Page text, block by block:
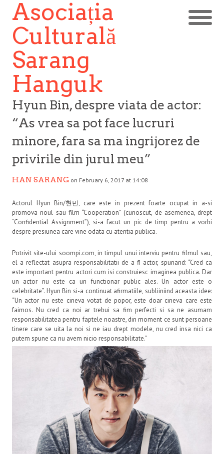
Asociația
Culturală
Sarang
Hanguk
Hyun Bin, despre viata de actor:
“As vrea sa pot face lucruri
minore, fara sa ma ingrijorez de
privirile din jurul meu”
HAN SARANG on February 6, 2017 at 14:08
Actorul Hyun Bin/현빈, care este in prezent foarte ocupat in a-si
promova noul sau film “Cooperation” (cunoscut, de asemenea, drept
“Confidential Assignment”), si-a facut un pic de timp pentru a vorbi
despre presiunea care vine odata cu atentia publica.
Potrivit site-ului soompi.com, in timpul unui interviu pentru filmul sau,
el a reflectat asupra responsabilitatii de a fi actor, spunand: “Cred ca
este important pentru actori cum isi construiesc imaginea publica. Dar
un actor nu este ca un functionar public ales. Un actor este o
celebritate”. Hyun Bin si-a continuat afirmatiile, subliiniind aceasta idee:
“Un actor nu este cineva votat de popor, este doar cineva care este
faimos. Nu cred ca noi ar trebui sa fim perfecti si sa ne asumam
responsabilitatea pentru faptele noastre, din moment ce sunt persoane
tinere care se uita la noi si ne iau drept modele, nu cred insa nici ca
putem spune ca nu avem nicio responsabilitate.”